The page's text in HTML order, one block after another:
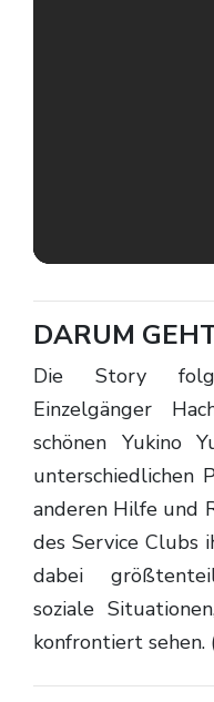
DARUM
Die Story folgt dem pragmatischen
Einzelgänger
schönen Yukino
unterschiedlichen
anderen Hilfe und
des Service Clubs
dabei
soziale
konfrontiert sehen.